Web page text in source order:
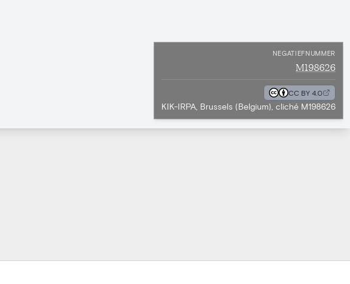
NEGATIEFNUMMER
M198626
CC BY 4.0
KIK-IRPA, Brussels (Belgium), cliché M198626